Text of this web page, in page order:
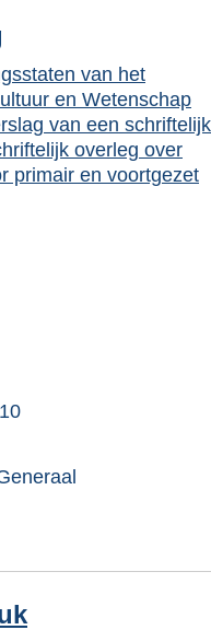
van het
en Wetenschap
van een schriftelijk
overleg over
primair en voortgezet